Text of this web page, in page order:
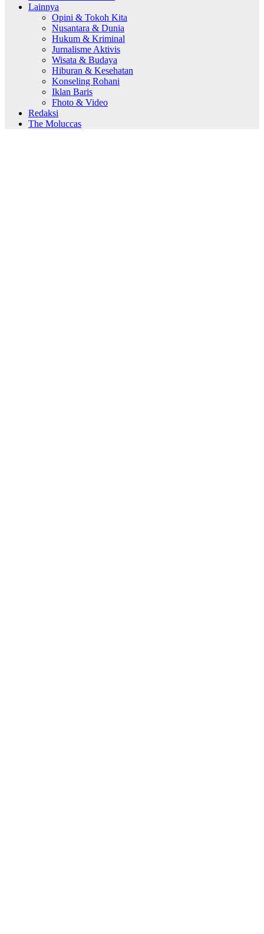
Lainnya
Opini & Tokoh Kita
Nusantara & Dunia
Hukum & Kriminal
Jurnalisme Aktivis
Wisata & Budaya
Hiburan & Kesehatan
Konseling Rohani
Iklan Baris
Fhoto & Video
Redaksi
The Moluccas